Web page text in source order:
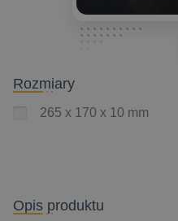
Rozmiary
265 x 170 x 10 mm
Opis produktu